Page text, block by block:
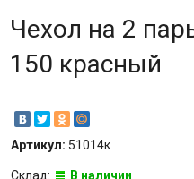
Чехол на 2
150 красный
Артикул: 51014к
Склад: В наличии